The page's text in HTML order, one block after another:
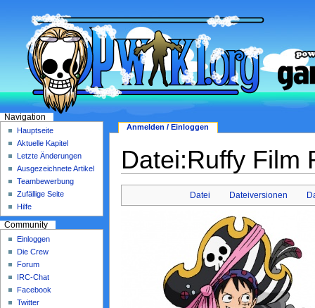
Datei:Ruffy Film
Datei Dateiversionen
Anmelden / Einloggen
Navigation
Hauptseite
Aktuelle Kapitel
Letzte Änderungen
Ausgezeichnete Artikel
Teambewerbung
Zufällige Seite
Hilfe
Community
Einloggen
Die Crew
Forum
IRC-Chat
Facebook
Twitter